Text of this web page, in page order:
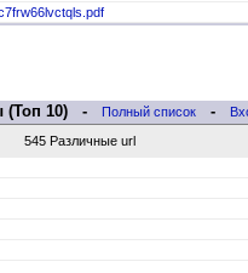
(Топ 10) - Полный список -
545 Различные url